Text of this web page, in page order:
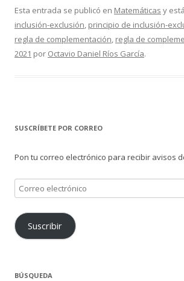
Esta entrada se publicó en Matemáticas y
inclusión-exclusión principio de inclusión-
regla de complementación regla de
2021 por Octavio Daniel Ríos García.
SUSCRÍBETE POR CORREO
Pon tu correo electrónico para recibir avisos
Correo
electrónico
Suscribir
BÚSQUEDA